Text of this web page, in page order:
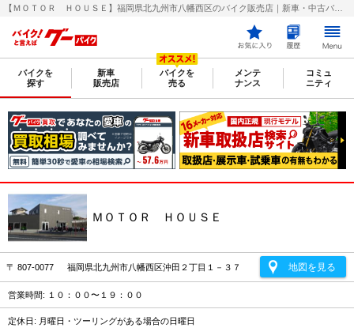
バイクを
探す
新車
販売店
バイクを
売る
メンテ
ナンス
コミュ
ニティ
ＭＯＴＯＲ ＨＯＵＳＥ
〒 807-0077 福岡県北九州市八幡西区沖田２丁目１－３７ 地図を見る
営業時間: １０：００〜１９：００
定休日: 月曜日・ツーリングがある場合の日曜日